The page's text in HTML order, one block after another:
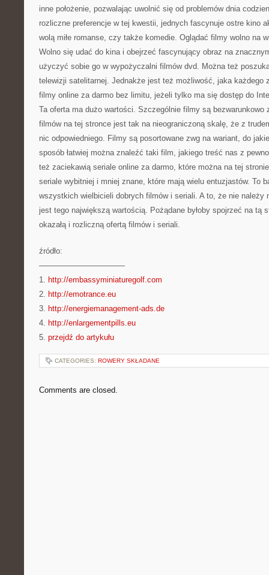
inne położenie, pozwalając uwolnić się od problemów dnia
rozliczne preferencje w tej kwestii, jednych fascynuje ostre kino
wolą miłe romanse, czy także komedie. Oglądać filmy wolno na
Wolno się udać do kina i obejrzeć fascynujący obraz na
użyczyć sobie go w wypożyczalni filmów dvd. Można też
telewizji satelitarnej. Jednakże jest też możliwość, jaka każdego
filmy online za darmo bez limitu, jeżeli tylko ma się dostęp do
Ta oferta ma dużo wartości. Szczególnie filmy są bezwarunkowo
filmów na tej stronce jest tak na nieograniczoną skalę, że z
nic odpowiedniego. Filmy są posortowane zwg na wariant, do
sposób łatwiej można znaleźć taki film, jakiego treść nas z
też zaciekawią seriale online za darmo, które można na tej
seriale wybitniej i mniej znane, które mają wielu entuzjastów. To
wszystkich wielbicieli dobrych filmów i seriali. A to, że nie należy
jest tego największą wartością. Pożądane byłoby spojrzeć na tą
okazałą i rozliczną ofertą filmów i seriali.
źródło:
———————————
1. http://embassyminiaturegolf.com
2. http://emotrance.eu
3. http://energiemanagement-ads.de
4. http://enlargementpills.eu
5. przejdź do artykułu
CATEGORIES: ROWERY SKŁADANE
Comments are closed.